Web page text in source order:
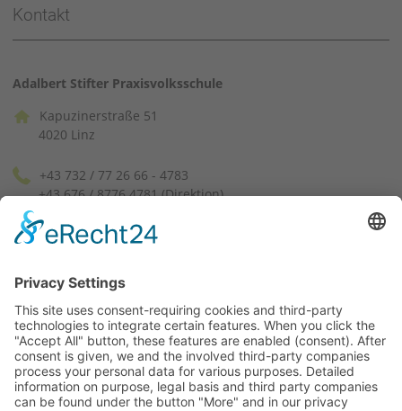
Kontakt
Adalbert Stifter Praxisvolksschule
Kapuzinerstraße 51
4020 Linz
+43 732 / 77 26 66 - 4783
+43 676 / 8776 4781 (Direktion)
pvssek[at]ph-linz.at
(instagram)
Lageplan